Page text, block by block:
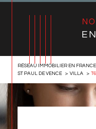
RÉSEAU IMMOBILIER EN FRANCE
ST PAUL DE VENCE
VILLA T6